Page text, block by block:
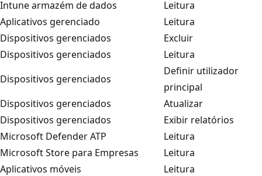
Intune armazém de dados
Leitura
Aplicativos gerenciado
Leitura
Dispositivos gerenciados
Excluir
Dispositivos gerenciados
Leitura
Dispositivos gerenciados
Definir utilizador
principal
Dispositivos gerenciados
Atualizar
Dispositivos gerenciados
Exibir relatórios
Microsoft Defender ATP
Leitura
Microsoft Store para Empresas
Leitura
Aplicativos móveis
Leitura